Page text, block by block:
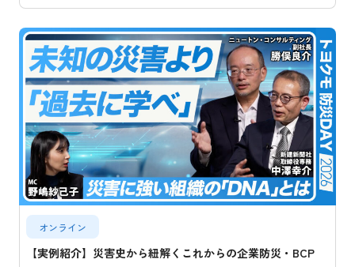
オンライン
【実例紹介】災害史から紐解くこれからの企業防災・BCP